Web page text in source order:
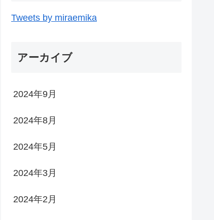
Tweets by miraemika
アーカイブ
2024年9月
2024年8月
2024年5月
2024年3月
2024年2月